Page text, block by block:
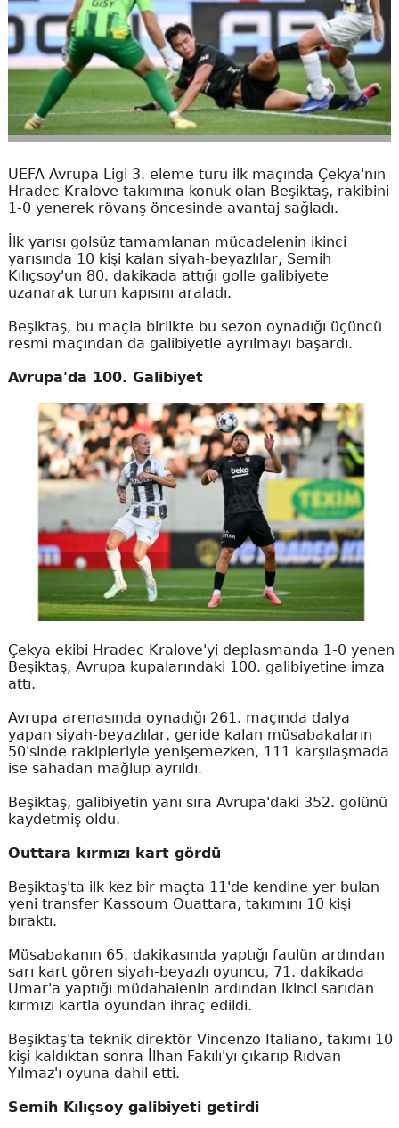
UEFA Avrupa Ligi 3. eleme turu ilk maçında Çekya'nın
Hradec Kralove takımına konuk olan Beşiktaş, rakibini
1-0 yenerek rövanş öncesinde avantaj sağladı.
İlk yarısı golsüz tamamlanan mücadelenin ikinci
yarısında 10 kişi kalan siyah-beyazlılar, Semih
Kılıçsoy'un 80. dakikada attığı golle galibiyete
uzanarak turun kapısını araladı.
Beşiktaş, bu maçla birlikte bu sezon oynadığı üçüncü
resmi maçından da galibiyetle ayrılmayı başardı.
Avrupa'da 100. Galibiyet
Çekya ekibi Hradec Kralove'yi deplasmanda 1-0 yenen
Beşiktaş, Avrupa kupalarındaki 100. galibiyetine imza
attı.
Avrupa arenasında oynadığı 261. maçında dalya
yapan siyah-beyazlılar, geride kalan müsabakaların
50'sinde rakipleriyle yenişemezken, 111 karşılaşmada
ise sahadan mağlup ayrıldı.
Beşiktaş, galibiyetin yanı sıra Avrupa'daki 352. golünü
kaydetmiş oldu.
Outtara kırmızı kart gördü
Beşiktaş'ta ilk kez bir maçta 11'de kendine yer bulan
yeni transfer Kassoum Ouattara, takımını 10 kişi
bıraktı.
Müsabakanın 65. dakikasında yaptığı faulün ardından
sarı kart gören siyah-beyazlı oyuncu, 71. dakikada
Umar'a yaptığı müdahalenin ardından ikinci sarıdan
kırmızı kartla oyundan ihraç edildi.
Beşiktaş'ta teknik direktör Vincenzo Italiano, takımı 10
kişi kaldıktan sonra İlhan Fakılı'yı çıkarıp Rıdvan
Yılmaz'ı oyuna dahil etti.
Semih Kılıçsoy galibiyeti getirdi